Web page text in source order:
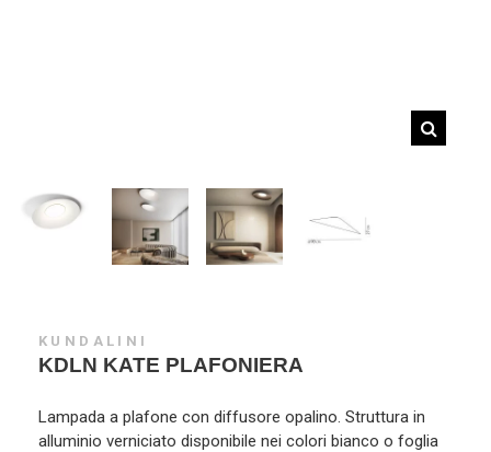
KUNDALINI
KDLN KATE PLAFONIERA
Lampada a plafone con diffusore opalino. Struttura in
alluminio verniciato disponibile nei colori bianco o foglia